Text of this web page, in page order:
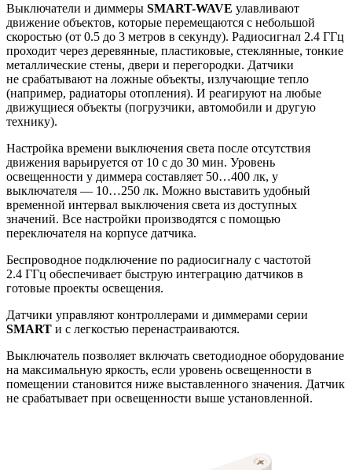
Выключатели и диммеры SMART-WAVE улавливают
движение объектов, которые перемещаются с небольшой
скоростью (от 0.5 до 3 метров в секунду). Радиосигнал 2.4 ГГц
проходит через деревянные, пластиковые, стеклянные, тонкие
металлические стены, двери и перегородки. Датчики
не срабатывают на ложные объекты, излучающие тепло
(например, радиаторы отопления). И реагируют на любые
движущиеся объекты (погрузчики, автомобили и другую
технику).
Настройка времени выключения света после отсутствия
движения варьируется от 10 с до 30 мин. Уровень
освещенности у диммера составляет 50…400 лк, у
выключателя — 10…250 лк. Можно выставить удобный
временной интервал выключения света из доступных
значений. Все настройки производятся с помощью
переключателя на корпусе датчика.
Беспроводное подключение по радиосигналу с частотой
2.4 ГГц обеспечивает быструю интеграцию датчиков в
готовые проекты освещения.
Датчики управляют контроллерами и диммерами серии
SMART и с легкостью перенастраиваются.
Выключатель позволяет включать светодиодное оборудование
на максимальную яркость, если уровень освещенности в
помещении становится ниже выставленного значения. Датчик
не срабатывает при освещенности выше установленной.